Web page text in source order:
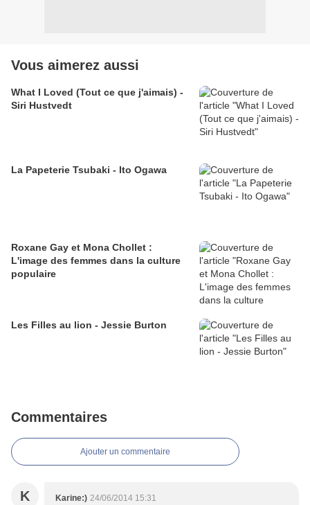
Vous aimerez aussi
What I Loved (Tout ce que j'aimais) -
Siri Hustvedt
La Papeterie Tsubaki - Ito Ogawa
Roxane Gay et Mona Chollet :
L'image des femmes dans la culture
populaire
Les Filles au lion - Jessie Burton
Commentaires
Ajouter un commentaire
K Karine:) 24/06/2014 15:31